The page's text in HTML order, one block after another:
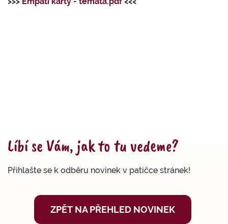
Líbí se Vám, jak to tu vedeme?
Přihlašte se k odběru novinek v patičce stránek!
ZPĚT NA PŘEHLED NOVINEK